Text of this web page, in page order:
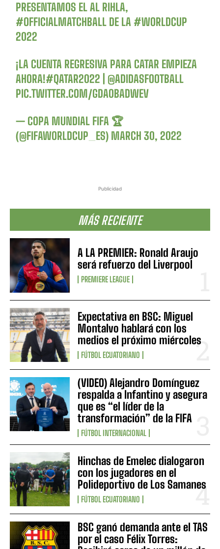
Publicidad
MÁS RECIENTE
A LA PREMIER: Ronald Araujo
será refuerzo del Liverpool
PREMIERE LEAGUE
Expectativa en BSC: Miguel
Montalvo hablará con los
medios el próximo miércoles
FÚTBOL ECUATORIANO
(VIDEO) Alejandro Domínguez
respalda a Infantino y asegura
que es “el líder de la
transformación” de la FIFA
FÚTBOL INTERNACIONAL
Hinchas de Emelec dialogaron
con los jugadores en el
Polideportivo de Los Samanes
FÚTBOL ECUATORIANO
BSC ganó demanda ante el TAS
por el caso Félix Torres:
PRESENTAMOS EL AL RIHLA,
#OFFICIALMATCHBALL DE LA#WORLDCUP
2022
¡LA CUENTA REGRESIVA PARA CATAR EMPIEZA
AHORA!#QATAR2022
@ADIDASFOOTBALL
PIC.TWITTER.COM/GDAOBADWEV
— COPA MUNDIAL FIFA 🏆
(@FIFAWORLDCUP_ES) MARCH 30, 2022